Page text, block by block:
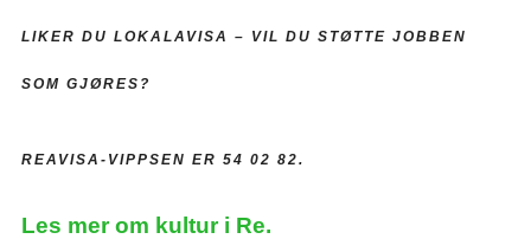
LIKER DU LOKALAVISA – VIL DU STØTTE JOBBEN
SOM GJØRES?
REAVISA-VIPPSEN ER 54 02 82.
Les mer om kultur i Re.